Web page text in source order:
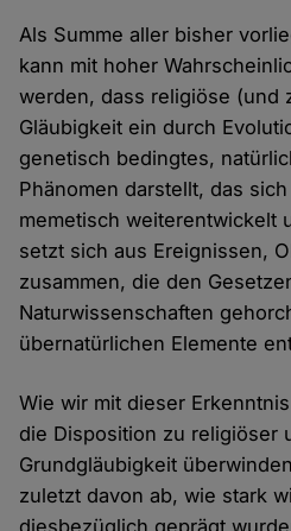
Als Summe aller bisher
kann mit hoher
werden, dass religiöse (und
Gläubigkeit ein durch
genetisch bedingtes,
Phänomen darstellt, das
memetisch weiterentwickelt
setzt sich aus Ereignissen,
zusammen, die den
Naturwissenschaften
übernatürlichen Elemente
Wie wir mit dieser
die Disposition zu religiöser
Grundgläubigkeit
zuletzt davon ab, wie stark